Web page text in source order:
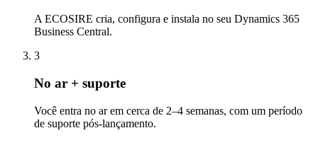
A ECOSIRE cria, configura e instala no seu Dynamics 365
Business Central.
3
No ar + suporte
Você entra no ar em cerca de 2–4 semanas, com um período
de suporte pós-lançamento.